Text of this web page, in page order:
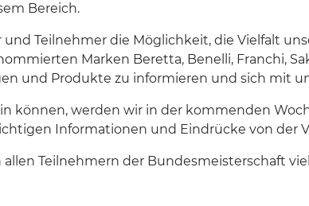
Bereich.
Teilnehmer die Möglichkeit, die Vielfalt
Marken Beretta, Benelli, Franchi,
und Produkte zu informieren und sich mit
können, werden wir in der kommenden
Informationen und Eindrücke von der
Teilnehmern der Bundesmeisterschaft